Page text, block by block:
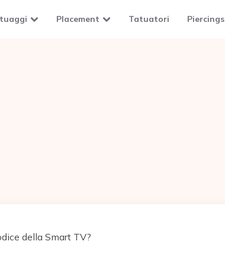
Placement Tatuatori Piercings
della Smart TV?